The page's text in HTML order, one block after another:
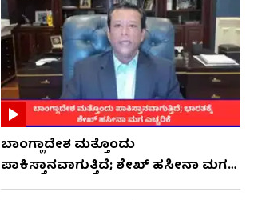
ಬಾಂಗ್ಲಾದೇಶ ಮತ್ತೊಂದು
ಪಾಕಿಸ್ತಾನವಾಗುತ್ತಿದೆ; ಶೇಖ್ ಹಸೀನಾ ಮಗ
ಎಚ್ಚರಿಕೆ